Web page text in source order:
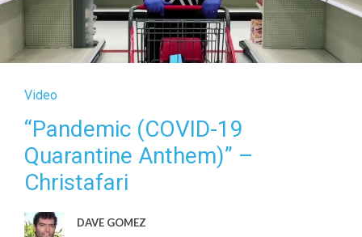
Video
“Pandemic (COVID-19
Quarantine Anthem)” –
Christafari
DAVE GOMEZ